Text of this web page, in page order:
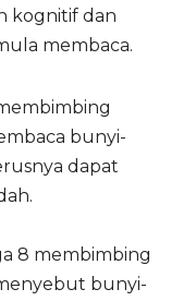
kognitif dan
membaca.
bunyi-
dapat
8 membimbing
bunyi-